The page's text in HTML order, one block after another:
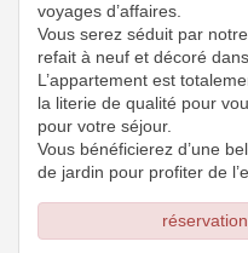
voyages d’affaires.
Vous serez séduit par
refait à neuf et décoré
L’appartement est
la literie de qualité pour
pour votre séjour.
Vous bénéficierez d’une
de jardin pour profiter de